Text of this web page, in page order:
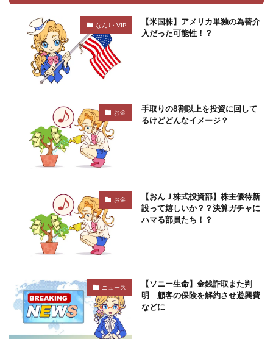
なんJ・VIP
【米国株】アメリカ単独の為替介
入だった可能性！？
お金
手取りの8割以上を投資に回して
るけどどんなイメージ？
お金
【おんＪ株式投資部】株主優待新
設って嬉しいか？？決算ガチャに
ハマる部員たち！？
ニュース
【ソニー生命】金銭詐取また判
明 顧客の保険を解約させ遊興費
などに